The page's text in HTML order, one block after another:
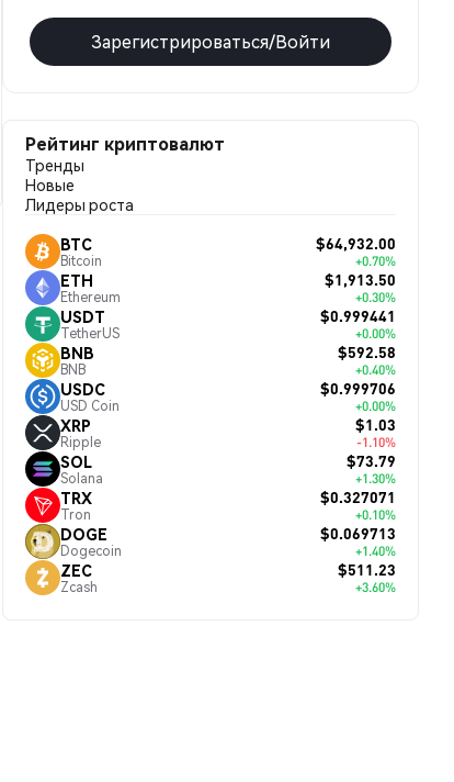
Зарегистрироваться/Войти
Рейтинг криптовалют
Тренды
Новые
Лидеры роста
BTC
Bitcoin
$64,932.00
+0.70%
ETH
Ethereum
$1,913.50
+0.30%
USDT
TetherUS
$0.999441
+0.00%
BNB
BNB
$592.58
+0.40%
USDC
USD Coin
$0.999706
+0.00%
XRP
Ripple
$1.03
-1.10%
SOL
Solana
$73.79
+1.30%
TRX
Tron
$0.327071
+0.10%
DOGE
Dogecoin
$0.069713
+1.40%
ZEC
Zcash
$511.23
+3.60%